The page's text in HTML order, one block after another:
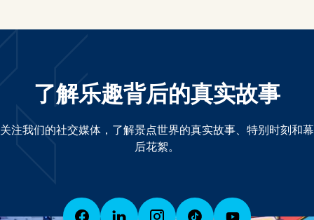
了解乐趣背后的真实故事
关注我们的社交媒体，了解景点世界的真实故事、特别时刻和幕
后花絮。